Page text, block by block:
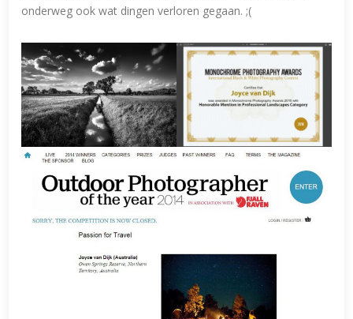
onderweg ook wat dingen verloren gegaan. ;(